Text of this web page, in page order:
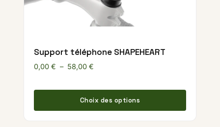
Support téléphone SHAPEHEART
0,00 € – 58,00 €
Choix des options
Ce